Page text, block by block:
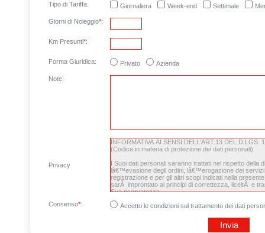
Tipo di Tariffa: Giornaliera Week-end Settimale
Giorni di Noleggio*:
Km Presunti*:
Forma Giuridica: Privato Azienda
Note:
Privacy
Consenso*: Accetto le condizioni sul trattamento dei dati